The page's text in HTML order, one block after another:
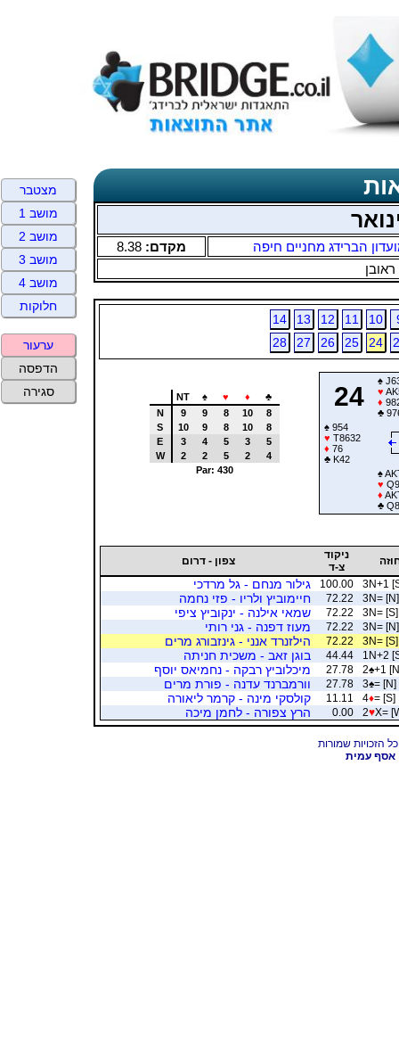
הברידג מחניים חיפה מקדם: 8.38
10
11
12
13
14
24
25
26
27
28
24
♠
♥
♦
♣
♠ 954
♥ T8632
♦ 76
♣ K42
♠
♥ Q9
♦
♣
NT ♠ ♥ ♦
♣
N
9 9 8 10
8
S
10 9 8 10
8
E
3 4 5 3
5
W
2 2 5 2
4
Par: 430
ניקוד
צ-ד
צפון - דרום
3N+1
100.00 גילור מנחם - גל מרדכי
3N= [N]
72.22 חיימוביץ ולריו - פזי נחמה
3N= [S]
72.22 שמאי אילנה - ינקוביץ ציפי
3N= [N]
72.22 מעוז דפנה - גני רותי
3N= [S]
72.22 הילזנרד אנני - גינזבורג מרים
1N+2
44.44 בוגן זאב - משכית חניתה
2♠+1
27.78 מיכלוביץ רבקה - נחמיאס יוסף
3♠= [N]
27.78 וורמברנד עדנה - פורת מרים
4♦= [S]
11.11 קולסקי מינה - קרמר ליאורה
2♥X=
0.00 הרץ צפורה - לחמן מיכה
אסף עמית
מצטבר
מושב 1
מושב 2
מושב 3
מושב 4
חלוקות
ערעור
הדפסה
סגירה